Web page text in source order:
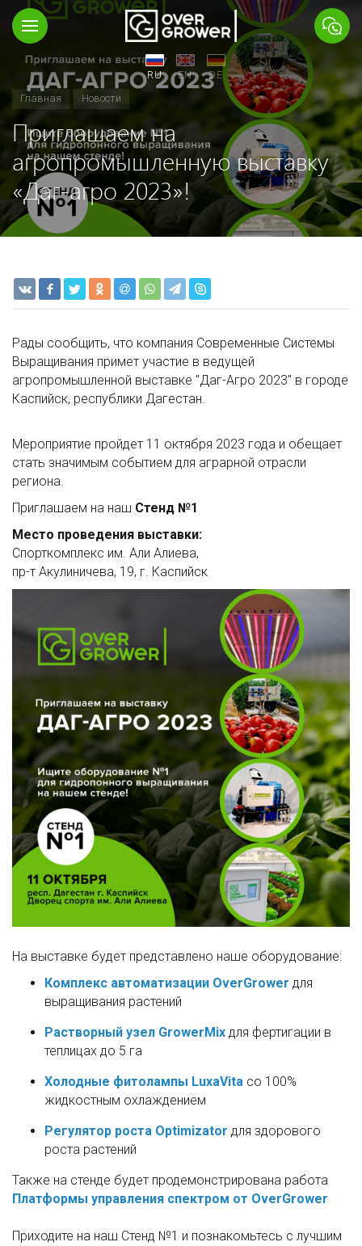
RU EN
DE
Главная
Новости
Приглашаем на
агропромышленную выставку
«Даг-агро 2023»!
Рады сообщить, что компания Современные Системы
Выращивания примет участие в ведущей
агропромышленной выставке "Даг-Агро 2023" в городе
Каспийск, республики Дагестан.
Мероприятие пройдет 11 октября 2023 года и обещает
стать значимым событием для аграрной отрасли
региона.
Приглашаем на наш Cтенд №1
Место проведения выставки:
Спорткомплекс им. Али Алиева,
пр-т Акулиничева, 19, г. Каспийск
На выставке будет представлено наше оборудование:
Комплекс автоматизации OverGrower для
выращивания растений
Растворный узел GrowerMix для фертигации в
теплицах до 5 га
Холодные фитолампы LuxaVita со 100%
жидкостным охлаждением
Регулятор роста Optimizator для здорового
роста растений
Также на стенде будет продемонстрирована работа
Платформы управления спектром от OverGrower
Приходите на наш Стенд №1 и познакомьтесь с лучшим